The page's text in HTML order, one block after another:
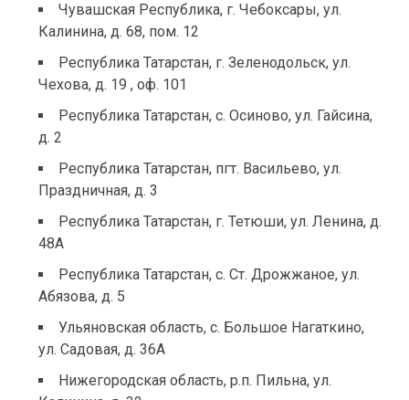
Чувашская Республика, г. Чебоксары, ул.
Калинина, д. 68, пом. 12
Республика Татарстан, г. Зеленодольск, ул.
Чехова, д. 19 , оф. 101
Республика Татарстан, с. Осиново, ул. Гайсина,
д. 2
Республика Татарстан, пгт. Васильево, ул.
Праздничная, д. 3
Республика Татарстан, г. Тетюши, ул. Ленина, д.
48А
Республика Татарстан, с. Ст. Дрожжаное, ул.
Абязова, д. 5
Ульяновская область, с. Большое Нагаткино,
ул. Садовая, д. 36А
Нижегородская область, р.п. Пильна, ул.